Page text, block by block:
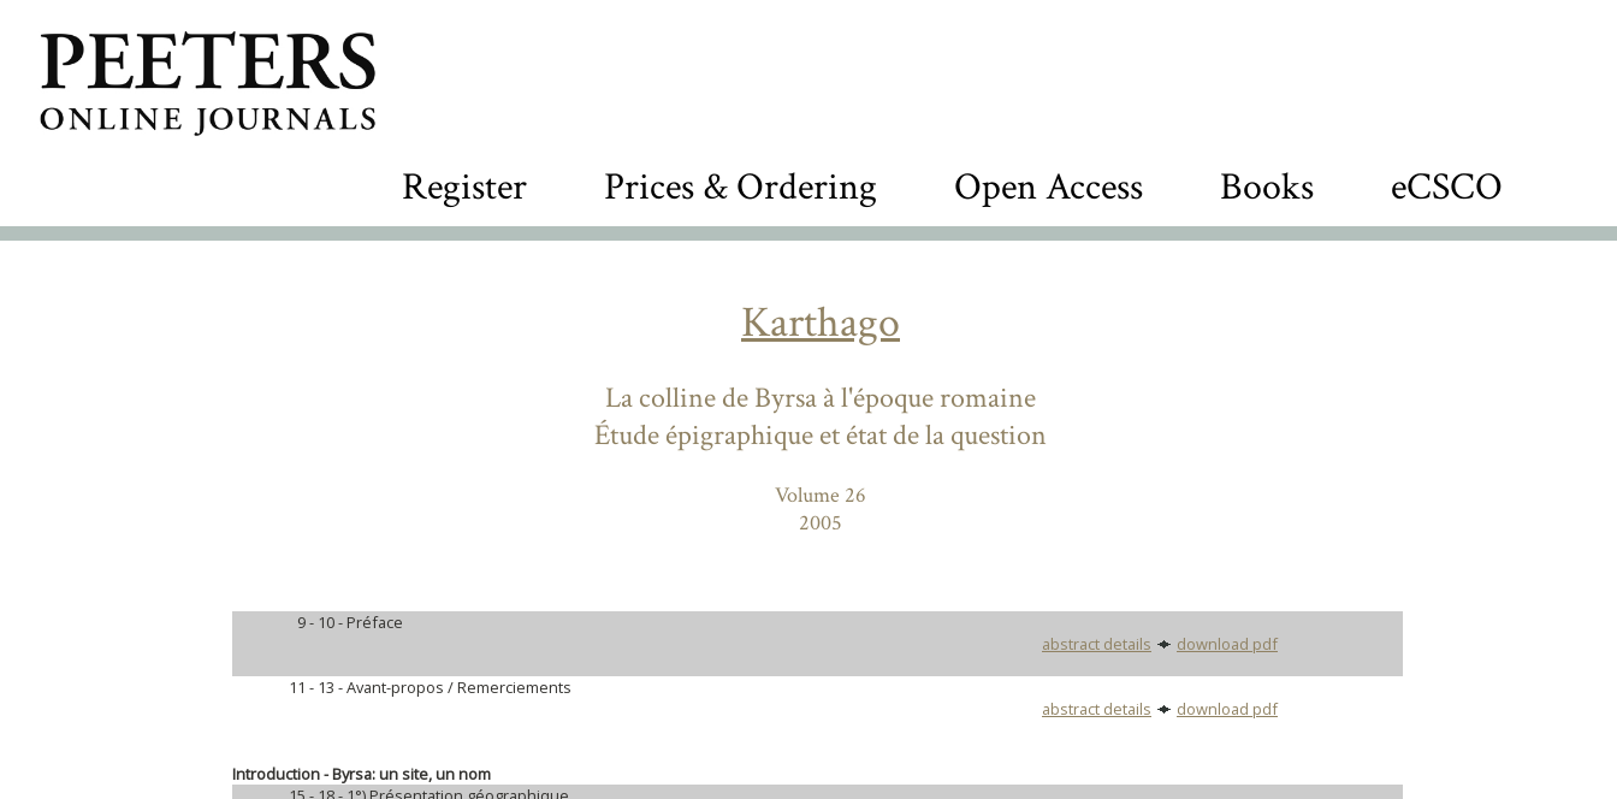
Register Prices & Ordering Open Access Books eCSCO
Karthago
La colline de Byrsa à l'époque romaine
Étude épigraphique et état de la question
Volume 26
2005
9 - 10 - Préface
abstract details
download pdf
11 - 13 -Avant-propos / Remerciements
abstract details
download pdf
Introduction - Byrsa: un site, un nom